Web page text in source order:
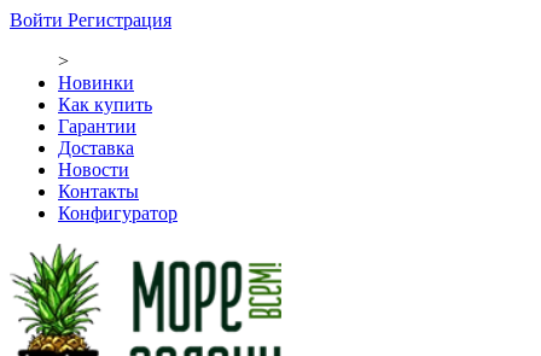
Войти Регистрация
>
Новинки
Как купить
Гарантии
Доставка
Новости
Контакты
Конфигуратор